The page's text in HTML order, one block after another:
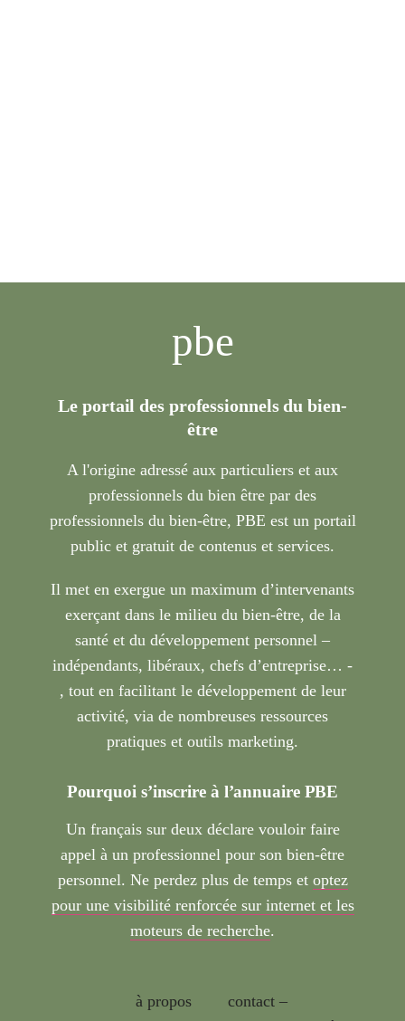
pbe
Le portail des professionnels du bien-
être
A l'origine adressé aux particuliers et aux
professionnels du bien être par des
professionnels du bien-être, PBE est un portail
public et gratuit de contenus et services.
Il met en exergue un maximum d’intervenants
exerçant dans le milieu du bien-être, de la
santé et du développement personnel –
indépendants, libéraux, chefs d’entreprise… -
, tout en facilitant le développement de leur
activité, via de nombreuses ressources
pratiques et outils marketing.
Pourquoi s’inscrire à l’annuaire PBE
Un français sur deux déclare vouloir faire
appel à un professionnel pour son bien-être
personnel. Ne perdez plus de temps et optez
pour une visibilité renforcée sur internet et les
moteurs de recherche.
à propos
contact –